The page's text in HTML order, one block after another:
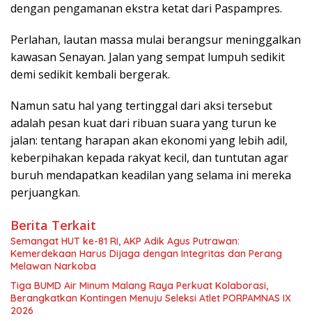
dengan pengamanan ekstra ketat dari Paspampres.
Perlahan, lautan massa mulai berangsur meninggalkan
kawasan Senayan. Jalan yang sempat lumpuh sedikit
demi sedikit kembali bergerak.
Namun satu hal yang tertinggal dari aksi tersebut
adalah pesan kuat dari ribuan suara yang turun ke
jalan: tentang harapan akan ekonomi yang lebih adil,
keberpihakan kepada rakyat kecil, dan tuntutan agar
buruh mendapatkan keadilan yang selama ini mereka
perjuangkan.
Berita Terkait
Semangat HUT ke-81 RI, AKP Adik Agus Putrawan:
Kemerdekaan Harus Dijaga dengan Integritas dan Perang
Melawan Narkoba
Tiga BUMD Air Minum Malang Raya Perkuat Kolaborasi,
Berangkatkan Kontingen Menuju Seleksi Atlet PORPAMNAS IX
2026